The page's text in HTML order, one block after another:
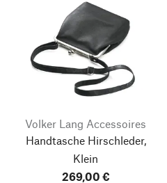
Volker Lang Accessoires
Handtasche Hirschleder,
Klein
269,00 €